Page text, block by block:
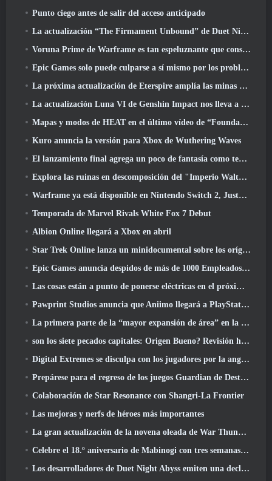
Punto ciego antes de salir del acceso anticipado
La actualización “The Firmament Unbound” de Duet Night Abyss concluye la historia de Huaxu
Voruna Prime de Warframe es tan espeluznante que consiguió su propio tráiler de Red Band
Epic Games solo puede culparse a sí mismo por los problemas recientes
La próxima actualización de Eterspire amplía las minas enanas y ofrece una revisión completa del combate contra jefes
La actualización Luna VI de Genshin Impact nos lleva a ese lugar del que Mondstadt sigue hablando pero que nunca hemos visto
Mapas y modos de HEAT en el último vídeo de “Foundations”
Kuro anuncia la versión para Xbox de Wuthering Waves
El lanzamiento final agrega un poco de fantasía como temporada 10 Lanzamientos
Explora las ruinas en descomposición del "Imperio Walthen" en la próxima gran actualización de RAVEN2
Warframe ya está disponible en Nintendo Switch 2, Justo a tiempo para el lanzamiento de Shadowgrapher
Temporada de Marvel Rivals White Fox 7 Debut
Albion Online llegará a Xbox en abril
Star Trek Online lanza un minidocumental sobre los orígenes de la Federación para celebrar el 16º aniversario
Epic Games anuncia despidos de más de 1000 Empleados, Citando "Descenso en el compromiso de Fortnite"
Las cosas están a punto de ponerse eléctricas en el próximo evento Aftershock de Apex Legends
Pawprint Studios anuncia que Aniimo llegará a PlayStation 5 Y la tienda de Epic Games en los lanzamientos
La primera parte de la “mayor expansión de área” en la historia de RuneScape se lanza hoy
son los siete pecados capitales: Origen Bueno? Revisión honesta
Digital Extremes se disculpa con los jugadores por la angustia causada por las “invitaciones nefastas” en Warframe
Prepárese para el regreso de los juegos Guardian de Destiny 2
Colaboración de Star Resonance con Shangri-La Frontier
Las mejoras y nerfs de héroes más importantes
La gran actualización de la novena oleada de War Thunder mejora el aspecto de las batallas navales con imágenes acuáticas mejoradas
Celebre el 18.º aniversario de Mabinogi con tres semanas de eventos y recompensas
Los desarrolladores de Duet Night Abyss emiten una declaración oficial sobre un reciente incidente de malware después de la actualización del juego